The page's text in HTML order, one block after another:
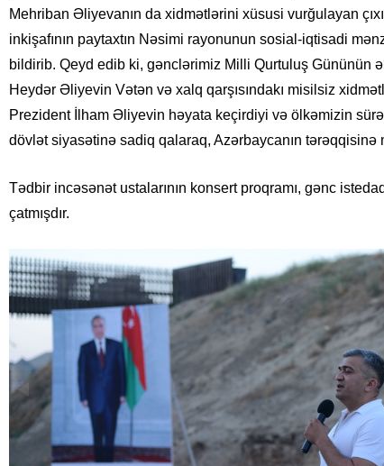
Mehriban Əliyevanın da xidmətlərini xüsusi vurğulayan
inkişafının paytaxtın Nəsimi rayonunun sosial-iqtisadi
bildirib. Qeyd edib ki, gənclərimiz Milli Qurtuluş Gününün
Heydər Əliyevin Vətən və xalq qarşısındakı misilsiz
Prezident İlham Əliyevin həyata keçirdiyi və ölkəmizin
dövlət siyasətinə sadiq qalaraq, Azərbaycanın tərəqqisinə
Tədbir incəsənət ustalarının konsert proqramı, gənc
çatmışdır.